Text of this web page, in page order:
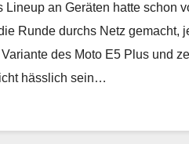
Lineup an Geräten hatte schon
Runde durchs Netz gemacht,
des Moto E5 Plus und
hässlich sein…